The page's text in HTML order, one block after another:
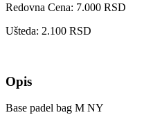
Redovna Cena: 7.000 RSD
Ušteda: 2.100 RSD
Opis
Base padel bag M NY